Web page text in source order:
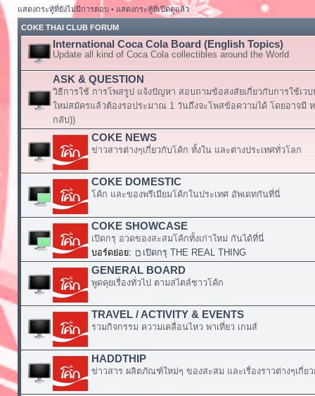
แสดงกระทู้ที่ยังไม่มีการตอบ• แสดงกระทู้ที่เปิดดูแล้ว
COKE THAI CLUB FORUM
International Coca Cola Board (English Topics)
Update all kind of Coca Cola collectibles around the World
ASK & QUESTION
วิธีการใช้ การโพสรูป แจ้งปัญหา สอบถามข้อสงสัยเกี่ยวกับการใช้เว
ใหม่สมัครแล้วต้องรอประมาณ 1 วันถึงจะโพสข้อความได้ โดยอาจมี
กลับ))
COKE NEWS
ข่าวสารต่างๆเกี่ยวกับโค้ก ทั้งใน และต่างประเทศทั่วโลก
COKE DOMESTIC
โค้ก และของพรีเมียมโค้กในประเทศ อัพเดทกันที่นี่
COKE SHOWCASE
เปิดกรุ อวดของสะสมโค้กทั้งเก่าใหม่ กันได้ที่นี่
บอร์ดย่อย:
เปิดกรุ THE REAL THING
GENERAL BOARD
พูดคุยเรื่องทั่วไป ตามสไตล์ชาวโค้ก
TRAVEL / ACTIVITY & EVENTS
รวมกิจกรรม ความเคลื่อนไหว พาเที่ยว เกมส์
HADDTHIP
ข่าวสาร ผลิตภัณฑ์ใหม่ๆ ของสะสม และเรื่องราวต่างๆเกี่ย